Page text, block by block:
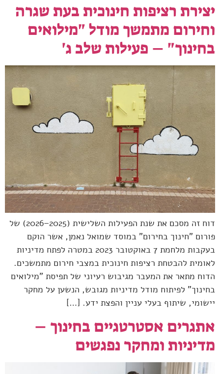
יצירת רציפות חינוכית בעת שגרה
וחירום מתמשך מודל "מילואים
בחינוך" – פעילות שלב ג'
דוח זה מסכם את שנת הפעילות השלישית (2025–2026) של
פורום "חינוך בחירום" במוסד שמואל נאמן, אשר הוקם
בעקבות מלחמת 7 באוקטובר 2023 במטרה לפתח מדיניות
לאומית להבטחת רציפות חינוכית במצבי חירום מתמשכים.
הדוח מתאר את המעבר מגיבוש רעיוני של תפיסת "מילואים
בחינוך" לפיתוח מודל מדיניות מגובש, הנשען על מחקר
יישומי, שיתוף בעלי עניין והפצת ידע. […]
​אתגרים אסטרטגיים בחינוך –
מדיניות ומחקר נפגשים